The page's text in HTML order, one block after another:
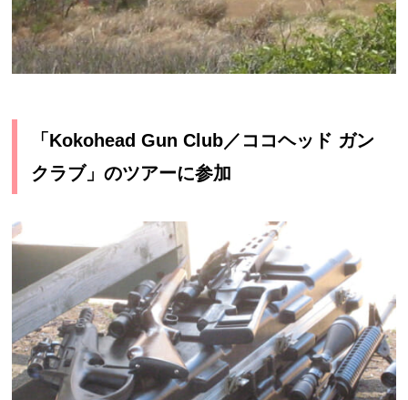
「Kokohead Gun Club／ココヘッド ガン
クラブ」のツアーに参加